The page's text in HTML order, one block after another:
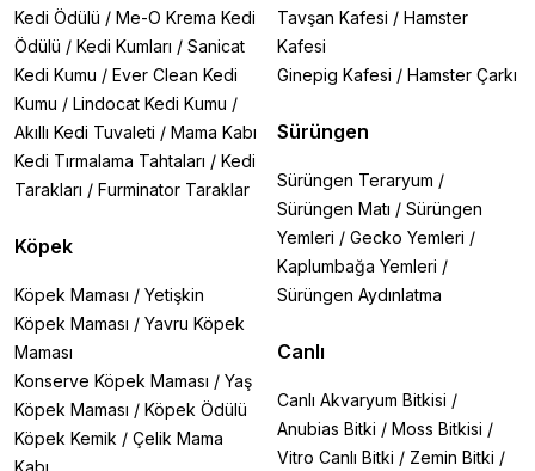
Kedi Ödülü / Me-O Krema Kedi
Ödülü / Kedi Kumları / Sanicat
Kedi Kumu / Ever Clean Kedi
Kumu / Lindocat Kedi Kumu /
Akıllı Kedi Tuvaleti / Mama Kabı
Kedi Tırmalama Tahtaları / Kedi
Tarakları / Furminator Taraklar
Köpek
Köpek Maması / Yetişkin
Köpek Maması / Yavru Köpek
Maması
Konserve Köpek Maması / Yaş
Köpek Maması / Köpek Ödülü
Köpek Kemik / Çelik Mama
Kabı
Tavşan Kafesi / Hamster
Kafesi
Ginepig Kafesi / Hamster Çarkı
Sürüngen
Sürüngen Teraryum /
Sürüngen Matı / Sürüngen
Yemleri / Gecko Yemleri /
Kaplumbağa Yemleri /
Sürüngen Aydınlatma
Canlı
Canlı Akvaryum Bitkisi /
Anubias Bitki / Moss Bitkisi /
Vitro Canlı Bitki / Zemin Bitki /